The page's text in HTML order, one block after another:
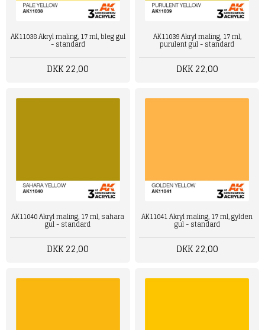
AK11038 Akryl maling, 17 ml, bleg gul
- standard
DKK 22,00
AK11039 Akryl maling, 17 ml,
purulent gul - standard
DKK 22,00
AK11040 Akryl maling, 17 ml, sahara
gul - standard
DKK 22,00
AK11041 Akryl maling, 17 ml, gylden
gul - standard
DKK 22,00